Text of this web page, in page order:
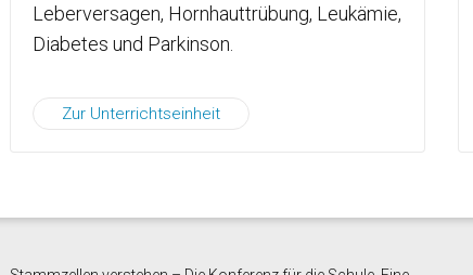
Leberversagen, Hornhauttrübung, Leukämie,
Diabetes und Parkinson.
Zur Unterrichtseinheit